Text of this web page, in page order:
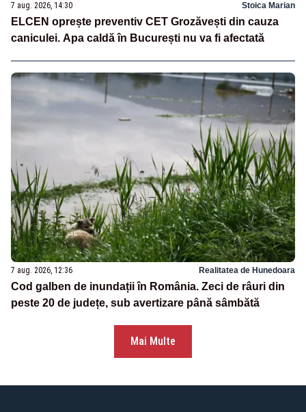
7 aug. 2026, 14:30 Stoica Marian
ELCEN oprește preventiv CET Grozăvești din cauza
caniculei. Apa caldă în București nu va fi afectată
7 aug. 2026, 12:36 Realitatea de Hunedoara
Cod galben de inundații în România. Zeci de râuri din
peste 20 de județe, sub avertizare până sâmbătă
Mai Multe